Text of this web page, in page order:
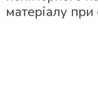
матеріалу при